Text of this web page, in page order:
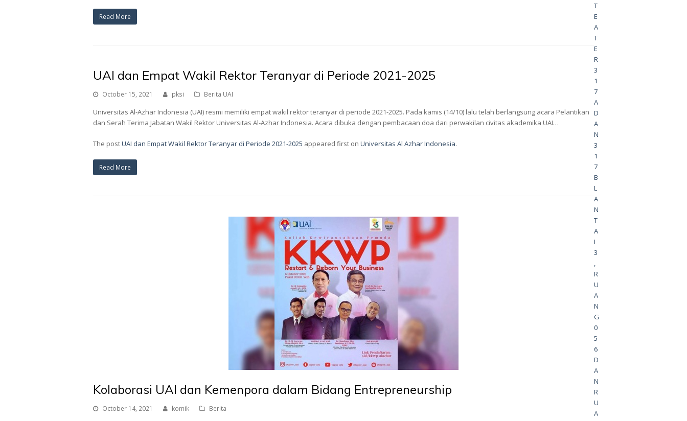
Read More
UAI dan Empat Wakil Rektor Teranyar di Periode 2021-2025
October 15, 2021 pksi Berita UAI
Universitas Al-Azhar Indonesia (UAI) resmi memiliki empat wakil rektor teranyar di periode 2021-2025. Pada kamis (14/10) lalu telah berlangsung acara Pelantikan
dan Serah Terima Jabatan Wakil Rektor Universitas Al-Azhar Indonesia. Acara dibuka dengan pembacaan doa dari perwakilan civitas akademika UAI…
The postUAI dan Empat Wakil Rektor Teranyar di Periode 2021-2025 appeared first on Universitas Al Azhar Indonesia.
Read More
Kolaborasi UAI dan Kemenpora dalam Bidang Entrepreneurship
October 14, 2021 komik Berita
T
E
A
T
E
R
3
1
7
A
D
A
N
3
1
7
B
L
A
N
T
A
I
3
,
R
U
A
N
G
0
5
6
D
A
N
R
U
A